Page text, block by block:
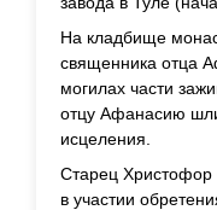
На кладбище
священника отца
могилах части
отцу Афанасию
исцеления.
Старец Христофор
в участии